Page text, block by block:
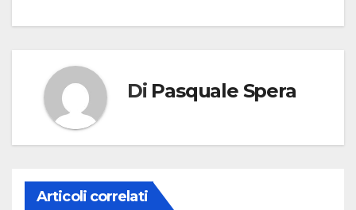
Di Pasquale Spera
Articoli correlati